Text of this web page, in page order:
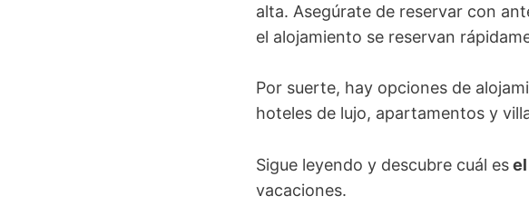
alta. Asegúrate de reservar con
el alojamiento se reservan
Por suerte, hay opciones de
hoteles de lujo, apartamentos y
Sigue leyendo y descubre cuál es
vacaciones.